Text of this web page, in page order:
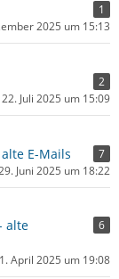
1
2025 um 15:13
2
22. Juli 2025 um 15:09
E-Mails
7
Juni 2025 um 18:22
alte
6
April 2025 um 19:08